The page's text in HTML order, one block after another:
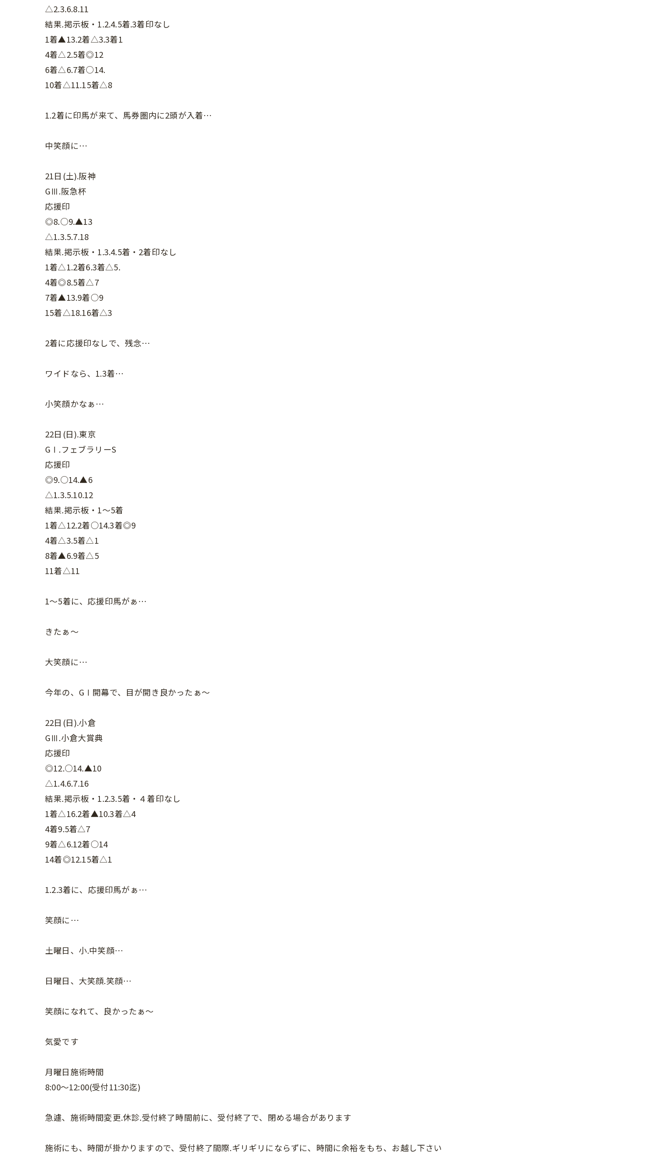
△2.3.6.8.11
結果.掲示板・1.2.4.5着.3着印なし
1着▲13.2着△3.3着1
4着△2.5着◎12
6着△6.7着○14.
10着△11.15着△8
1.2着に印馬が来て、馬券圏内に2頭が入着…
中笑顔に…
21日(土).阪神
GⅢ.阪急杯
応援印
◎8.○9.▲13
△1.3.5.7.18
結果.掲示板・1.3.4.5着・2着印なし
1着△1.2着6.3着△5.
4着◎8.5着△7
7着▲13.9着○9
15着△18.16着△3
2着に応援印なしで、残念…
ワイドなら、1.3着…
小笑顔かなぁ…
22日(日).東京
GⅠ.フェブラリーS
応援印
◎9.○14.▲6
△1.3.5.10.12
結果.掲示板・1〜5着
1着△12.2着○14.3着◎9
4着△3.5着△1
8着▲6.9着△5
11着△11
1〜5着に、応援印馬がぁ…
きたぁ〜
大笑顔に…
今年の、GⅠ開幕で、目が開き良かったぁ〜
22日(日).小倉
GⅢ.小倉大賞典
応援印
◎12.○14.▲10
△1.4.6.7.16
結果.掲示板・1.2.3.5着・４着印なし
1着△16.2着▲10.3着△4
4着9.5着△7
9着△6.12着○14
14着◎12.15着△1
1.2.3着に、応援印馬がぁ…
笑顔に…
土曜日、小.中笑顔…
日曜日、大笑顔.笑顔…
笑顔になれて、良かったぁ〜
気愛です
月曜日施術時間
8:00〜12:00(受付11:30迄)
急遽、施術時間変更.休診.受付終了時間前に、受付終了で、閉める場合があります
施術にも、時間が掛かりますので、受付終了間際.ギリギリにならずに、時間に余裕をもち、お越し下さい